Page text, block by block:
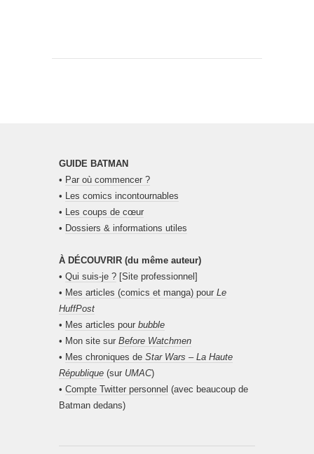
GUIDE BATMAN
• Par où commencer ?
• Les comics incontournables
• Les coups de cœur
• Dossiers & informations utiles
À DÉCOUVRIR (du même auteur)
• Qui suis-je ? [Site professionnel]
• Mes articles (comics et manga) pour Le
HuffPost
• Mes articles pour bubble
• Mon site sur Before Watchmen
• Mes chroniques de Star Wars – La Haute
République (sur UMAC)
• Compte Twitter personnel (avec beaucoup de
Batman dedans)